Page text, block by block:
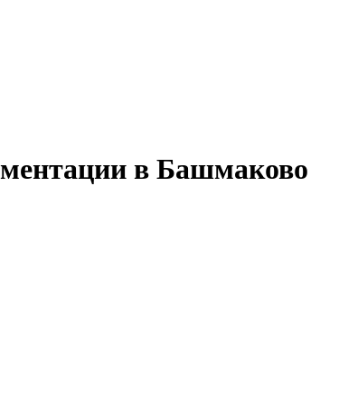
в Башмаково